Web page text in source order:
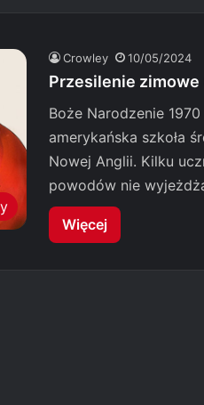
Crowley 10/05/2024
Przesilenie
Boże Narodzenie
amerykańska szkoła
Nowej Anglii. Kilku
powodów nie
Więcej